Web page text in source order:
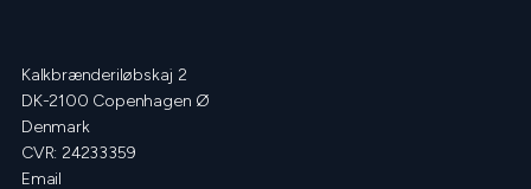
Kalkbrænderiløbskaj 2
DK-2100 Copenhagen Ø
Denmark
CVR: 24233359
Email